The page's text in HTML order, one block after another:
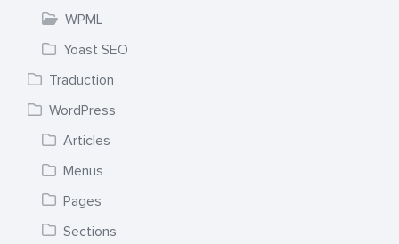
WPML
Yoast SEO
Traduction
WordPress
Articles
Menus
Pages
Sections